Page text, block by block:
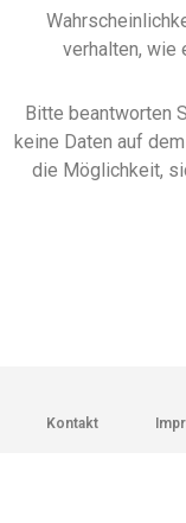
verhalten, wie
Bitte beantworten
keine Daten auf
die Möglichkeit,
Kontakt